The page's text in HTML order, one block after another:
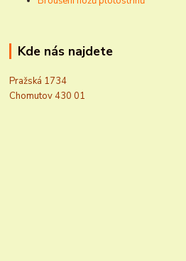
Kde nás najdete
Pražská 1734
Chomutov 430 01